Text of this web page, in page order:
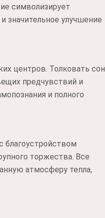
символизирует
значительное улучшение
центров. Толковать сон
предчувствий и
и полного
благоустройством
торжества. Все
атмосферу тепла,